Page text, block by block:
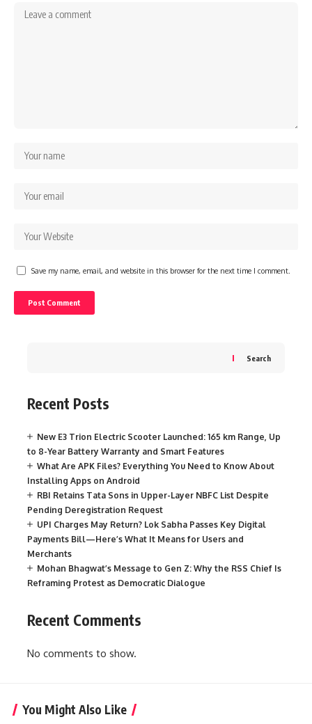
Save my name, email, and website in this browser for the next time I comment.
Search
Recent Posts
New E3 Trion Electric Scooter Launched: 165 km Range, Up
to 8-Year Battery Warranty and Smart Features
What Are APK Files? Everything You Need to Know About
Installing Apps on Android
RBI Retains Tata Sons in Upper-Layer NBFC List Despite
Pending Deregistration Request
UPI Charges May Return? Lok Sabha Passes Key Digital
Payments Bill—Here’s What It Means for Users and
Merchants
Mohan Bhagwat’s Message to Gen Z: Why the RSS Chief Is
Reframing Protest as Democratic Dialogue
Recent Comments
No comments to show.
You Might Also Like